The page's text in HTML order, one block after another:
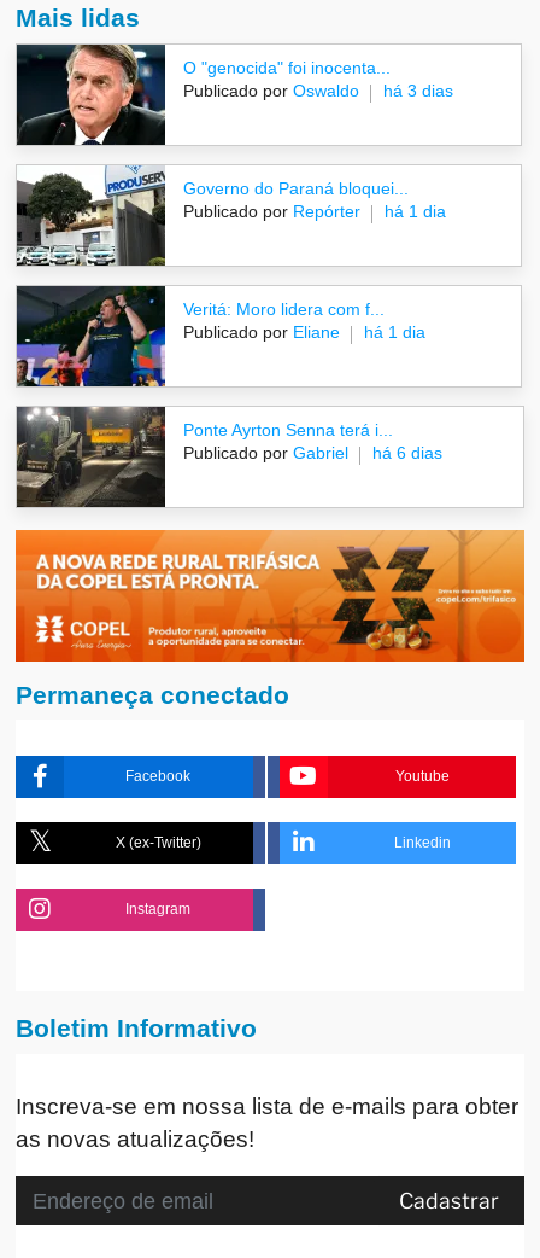
Mais lidas
O "genocida" foi inocenta...
Publicado por Oswaldo há 3 dias
Governo do Paraná bloquei...
Publicado por Repórter há 1 dia
Veritá: Moro lidera com f...
Publicado por Eliane há 1 dia
Ponte Ayrton Senna terá i...
Publicado por Gabriel há 6 dias
Permaneça conectado
Facebook Youtube
X (ex-Twitter) Linkedin
Instagram
Boletim Informativo
Inscreva-se em nossa lista de e-mails para obter
as novas atualizações!
Cadastrar